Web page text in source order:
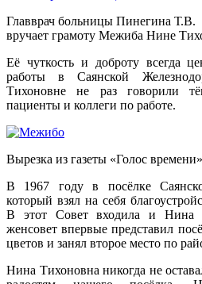
Главврач больницы Пинегина Т.В.
вручает грамоту Межиба Нине
Её чуткость и доброту всегда
работы в Саянской
Тихоновне не раз говорили
пациенты и коллеги по работе.
Вырезка из газеты «Голос времени»
В 1967 году в посёлке
который взял на себя
В этот Совет входила и Нина
женсовет впервые представил
цветов и занял второе место по
Нина Тихоновна никогда не